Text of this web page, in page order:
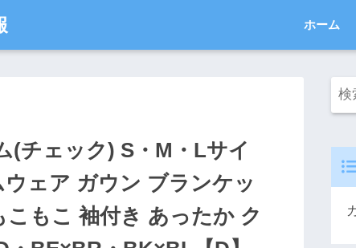
ホーム
(チェック) S・M・Lサイ
ェア ガウン ブランケッ
こもこ 袖付き あったか ク